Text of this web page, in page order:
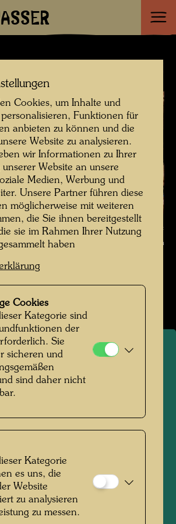
Demonstranten in der Hainburger Au , Fotograf:
Bernd Lötsch © Courtesy Bernd Lötsch
mit Bernd Lötsch
gegen
in der
Au
Lötsch
Bernd Lötsch
Cookies, um Inhalte und
Funktionen für
anbieten zu können und die
Website zu analysieren.
wir Informationen zu Ihrer
Website an unsere
Medien, Werbung und
Unsere Partner führen diese
möglicherweise mit weiteren
die Sie ihnen bereitgestellt
sie im Rahmen Ihrer Nutzung
haben
Cookies
Kategorie sind
der
Sie
sicheren und
sind daher nicht
Kategorie
es uns, die
Website
zu analysieren
zu messen.